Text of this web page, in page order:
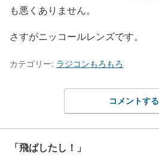
も悪くありません。
さすがニッコールレンズです。
カテゴリー: ラジコンもろもろ
コメントする
「飛ばしたし！」